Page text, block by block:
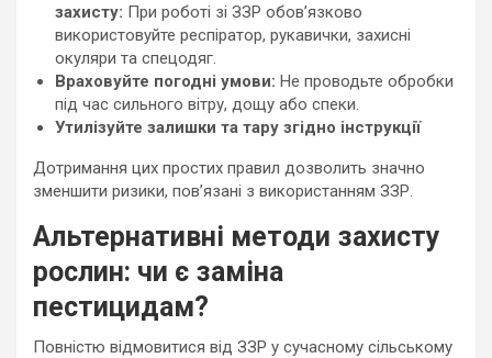
захисту: При роботі зі ЗЗР обов’язково
використовуйте респіратор, рукавички, захисні
окуляри та спецодяг.
Враховуйте погодні умови: Не проводьте обробки
під час сильного вітру, дощу або спеки.
Утилізуйте залишки та тару згідно інструкції
Дотримання цих простих правил дозволить значно
зменшити ризики, пов’язані з використанням ЗЗР.
Альтернативні методи захисту
рослин: чи є заміна
пестицидам?
Повністю відмовитися від ЗЗР у сучасному сільському